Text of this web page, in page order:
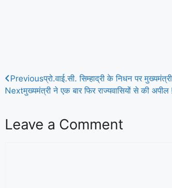
Previousप्रो.वाई.सी. सिम्हाद्री के निधन पर
Nextमुख्यमंत्री ने एक बार फिर राज्यवासियों से की अपील
Leave a Comment